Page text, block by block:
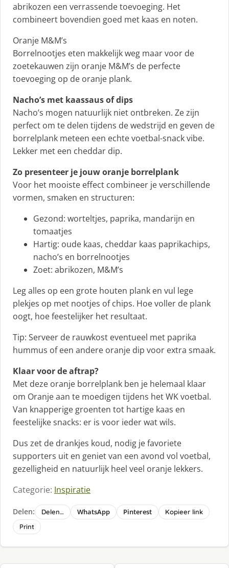
abrikozen een verrassende toevoeging. Het
combineert bovendien goed met kaas en noten.
Oranje M&M’s
Borrelnootjes eten makkelijk weg maar voor de
zoetekauwen zijn oranje M&M’s de perfecte
toevoeging op de oranje plank.
Nacho’s met kaassaus of dips
Nacho’s mogen natuurlijk niet ontbreken. Ze zijn
perfect om te delen tijdens de wedstrijd en geven de
borrelplank meteen een echte voetbal-snack vibe.
Lekker met een cheddar dip.
Zo presenteer je jouw oranje borrelplank
Voor het mooiste effect combineer je verschillende
vormen, smaken en structuren:
Gezond: worteltjes, paprika, mandarijn en
tomaatjes
Hartig: oude kaas, cheddar kaas paprikachips,
nacho’s en borrelnootjes
Zoet: abrikozen, M&M’s
Leg alles op een grote houten plank en vul lege
plekjes op met nootjes of chips. Hoe voller de plank
oogt, hoe feestelijker het resultaat.
Tip: Serveer de rauwkost eventueel met paprika
hummus of een andere oranje dip voor extra smaak.
Klaar voor de aftrap?
Met deze oranje borrelplank ben je helemaal klaar
om Oranje aan te moedigen tijdens het WK voetbal.
Van knapperige groenten tot hartige kaas en
feestelijke snacks: er is voor ieder wat wils.
Dus zet de drankjes koud, nodig je favoriete
supporters uit en geniet van een avond vol voetbal,
gezelligheid en natuurlijk heel veel oranje lekkers.
Categorie: Inspiratie
Delen: Delen… WhatsApp Pinterest
Kopieer link
Print